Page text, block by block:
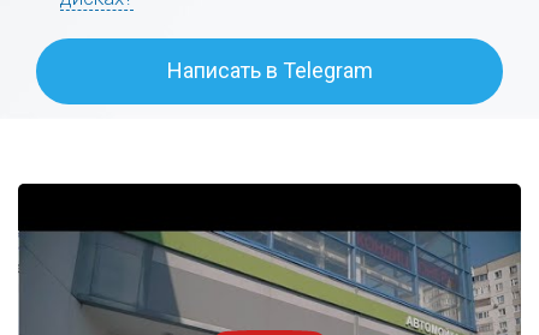
Написать в Telegram